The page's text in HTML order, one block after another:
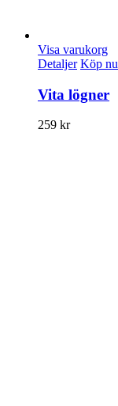
Visa varukorg
Detaljer Köp nu
Vita lögner
259 kr